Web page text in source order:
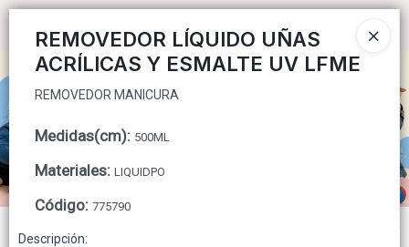
REMOVEDOR MANICURA
REMOVEDOR LÍQUIDO UÑAS
ACRÍLICAS Y ESMALTE UV LFME
REMOVEDOR MANICURA
Medidas(cm): 500ML
Materiales: LIQUIDPO
Código: 775790
Descripción:
Ingresar a la Tienda
CÓMO COMPRAR
CONTACTO
Menú